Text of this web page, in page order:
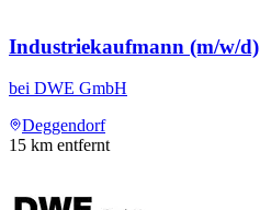
Industriekaufmann (m/w/d)
bei DWE GmbH
Deggendorf
15 km entfernt